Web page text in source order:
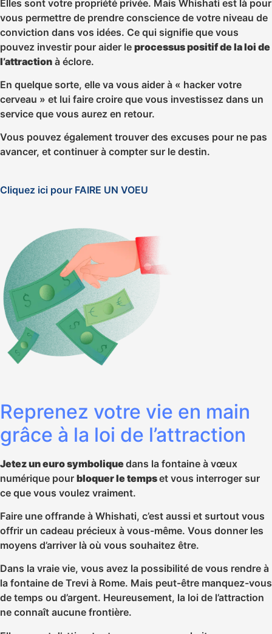
Elles sont votre propriété privée. Mais Whishati est là pour
vous permettre de prendre conscience de votre niveau de
conviction dans vos idées. Ce qui signifie que vous
pouvez investir pour aider le processus positif de la loi de
l’attraction à éclore.
En quelque sorte, elle va vous aider à « hacker votre
cerveau » et lui faire croire que vous investissez dans un
service que vous aurez en retour.
Vous pouvez également trouver des excuses pour ne pas
avancer, et continuer à compter sur le destin.
Cliquez ici pour FAIRE UN VOEU
Reprenez votre vie en main
grâce à la loi de l’attraction
Jetez un euro symboliquedans la fontaine à vœux
numérique pour bloquer le tempset vous interroger sur
ce que vous voulez vraiment.
Faire une offrande à Whishati, c’est aussi et surtout vous
offrir un cadeau précieux à vous-même. Vous donner les
moyens d’arriver là où vous souhaitez être.
Dans la vraie vie, vous avez la possibilité de vous rendre à
la fontaine de Trevi à Rome. Mais peut-être manquez-vous
de temps ou d’argent. Heureusement, la loi de l’attraction
ne connaît aucune frontière.